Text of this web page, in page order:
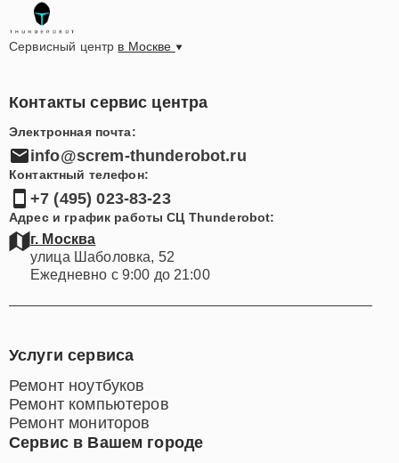
Сервисный центр в Москве
Контакты сервис центра
Электронная почта:
info@screm-thunderobot.ru
Контактный телефон:
+7 (495) 023-83-23
Адрес и график работы СЦ Thunderobot:
г. Москва
улица Шаболовка, 52
Ежедневно с 9:00 до 21:00
Сервис в Вашем городе
Услуги сервиса
Ремонт ноутбуков
Ремонт компьютеров
Ремонт мониторов